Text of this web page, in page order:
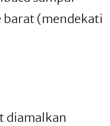
barat (mendekati
diamalkan